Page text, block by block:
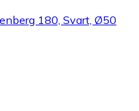
180, Svart, Ø50